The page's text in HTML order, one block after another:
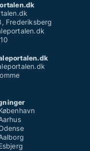
Frederiksberg